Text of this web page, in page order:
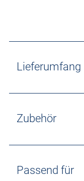
Lieferumfang
Zubehör
Passend für